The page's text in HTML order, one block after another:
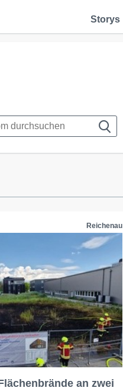
Storys
Reichenau
an zwei